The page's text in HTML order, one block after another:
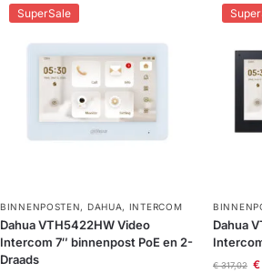
SuperSale
BINNENPOSTEN, DAHUA, INTERCOM
Dahua VTH5422HW Video
Intercom 7″ binnenpost PoE en 2-
Draads
Dahua
€317,02 €